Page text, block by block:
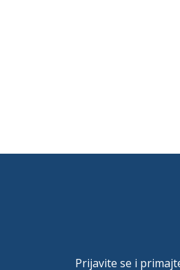
Prijavite se i